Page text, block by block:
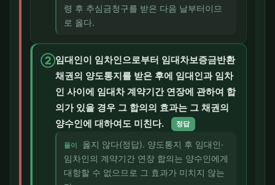
령 후 추심금청구를 받은 다음 날부터이므
로 옳다.
②임대인이 임차인으로부터 임대차보증금반환
채권의 양도통지를 받은 후에 임대인과 임차
인 사이에 임대차 계약기간 연장에 관하여 합
의가 있을 경우 그 합의의 효과는 그 채권의
양수인에 대하여도 미친다.
정답
풀이
옳지 않다(정답). 양도통지 후 임대인·
임차인의 계약기간 연장 합의는 양수인에게
대항할 수 없으므로 그 효과가 미치지 않는